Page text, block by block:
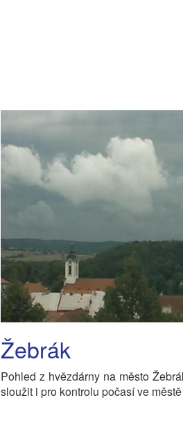
Žebrák
Pohled z hvězdárny na město
sloužit i pro kontrolu počasí ve